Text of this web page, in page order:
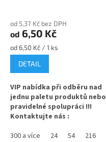
od 5,37 Kč bez DPH
od 6,50 Kč
Měrná
cena:
od 6,50 Kč / 1 ks
DETAIL
VIP nabídka při odběru nad
jednu paletu produktů nebo
pravidelné spolupráci !!!
Kontaktujte nás :
300 a více 24 54 216